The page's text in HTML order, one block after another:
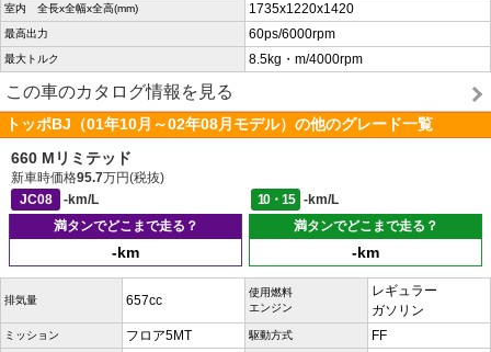
室内 全長x全幅x全高(mm) 1735x1220x1420
最高出力 60ps/6000rpm
最大トルク 8.5kg・m/4000rpm
この車のカタログ情報を見る
トッポBJ（01年10月～02年08月モデル）の他のグレード一覧
660 Mリミテッド
新車時価格95.7万円(税抜)
JC08
-km/L 10・15
-km/L
満タンでどこまで走る？
-km
満タンでどこまで走る？
-km
排気量 657cc
使用燃料
エンジン
レギュラー
ガソリン
ミッション フロア5MT 駆動方式 FF